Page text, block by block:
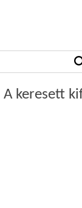
A keresett